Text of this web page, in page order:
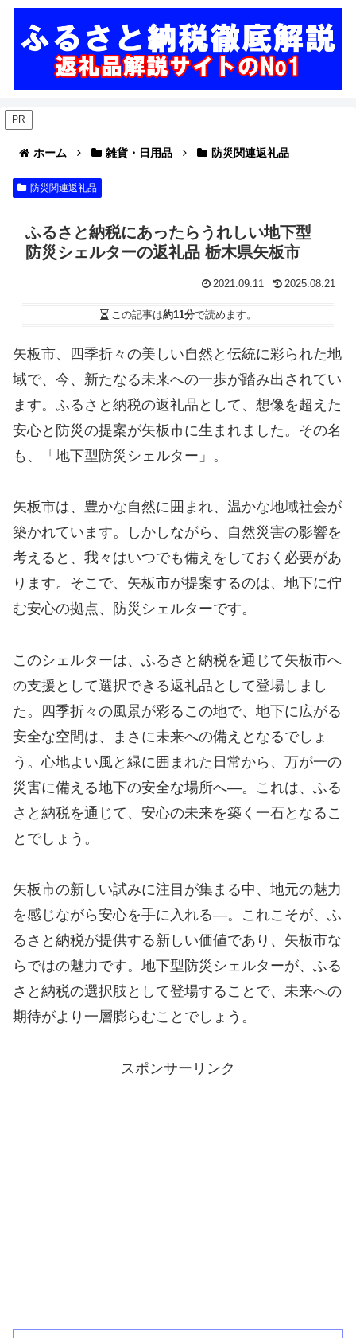
PR
ホーム 雑貨・日用品 防災関連返礼品
防災関連返礼品
ふるさと納税にあったらうれしい地下型
防災シェルターの返礼品 栃木県矢板市
2021.09.11 2025.08.21
この記事は約11分で読めます。
矢板市、四季折々の美しい自然と伝統に彩られた地
域で、今、新たなる未来への一歩が踏み出されてい
ます。ふるさと納税の返礼品として、想像を超えた
安心と防災の提案が矢板市に生まれました。その名
も、「地下型防災シェルター」。
矢板市は、豊かな自然に囲まれ、温かな地域社会が
築かれています。しかしながら、自然災害の影響を
考えると、我々はいつでも備えをしておく必要があ
ります。そこで、矢板市が提案するのは、地下に佇
む安心の拠点、防災シェルターです。
このシェルターは、ふるさと納税を通じて矢板市へ
の支援として選択できる返礼品として登場しまし
た。四季折々の風景が彩るこの地で、地下に広がる
安全な空間は、まさに未来への備えとなるでしょ
う。心地よい風と緑に囲まれた日常から、万が一の
災害に備える地下の安全な場所へ―。これは、ふる
さと納税を通じて、安心の未来を築く一石となるこ
とでしょう。
矢板市の新しい試みに注目が集まる中、地元の魅力
を感じながら安心を手に入れる―。これこそが、ふ
るさと納税が提供する新しい価値であり、矢板市な
らではの魅力です。地下型防災シェルターが、ふる
さと納税の選択肢として登場することで、未来への
期待がより一層膨らむことでしょう。
スポンサーリンク